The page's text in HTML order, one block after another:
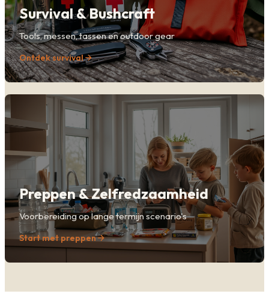
Survival & Bushcraft
Tools, messen, tassen en outdoor gear
Ontdek survival
Preppen & Zelfredzaamheid
Voorbereiding op lange termijn scenario's
Start met preppen